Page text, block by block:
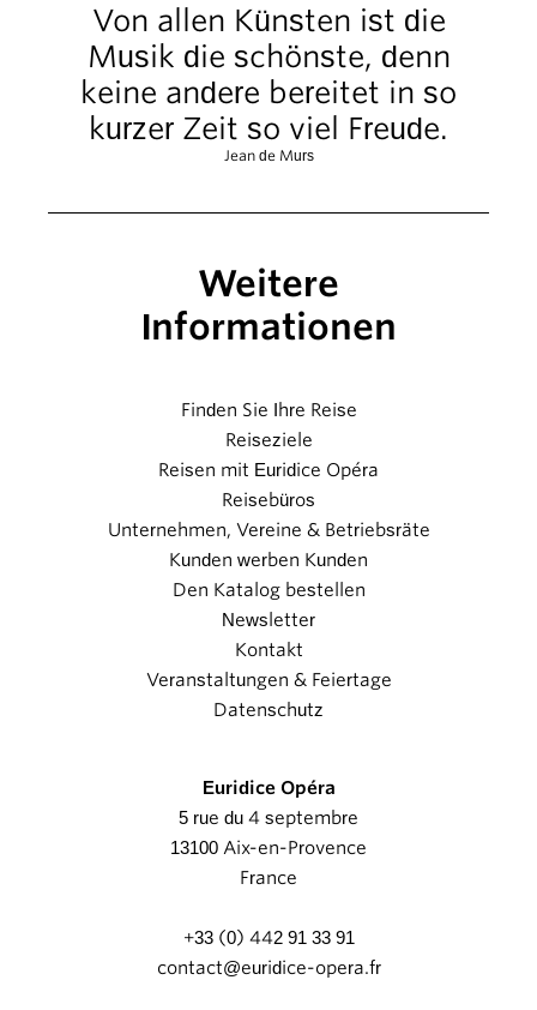
Von allen Künsten ist die
Musik die schönste, denn
keine andere bereitet in so
kurzer Zeit so viel Freude.
Jean de Murs
Weitere
Informationen
Finden Sie Ihre Reise
Reiseziele
Reisen mit Euridice Opéra
Reisebüros
Unternehmen, Vereine & Betriebsräte
Kunden werben Kunden
Den Katalog bestellen
Newsletter
Kontakt
Veranstaltungen & Feiertage
Datenschutz
Euridice Opéra
5 rue du 4 septembre
13100 Aix-en-Provence
France
+33 (0) 442 91 33 91
contact@euridice-opera.fr